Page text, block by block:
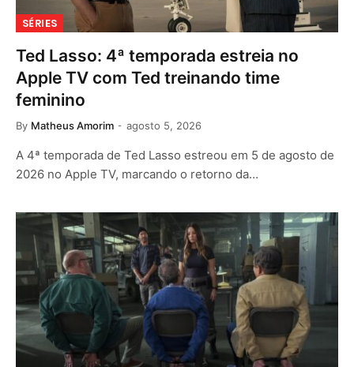
SÉRIES
Ted Lasso: 4ª temporada estreia no
Apple TV com Ted treinando time
feminino
By Matheus Amorim agosto 5, 2026
A 4ª temporada de Ted Lasso estreou em 5 de agosto de
2026 no Apple TV, marcando o retorno da…